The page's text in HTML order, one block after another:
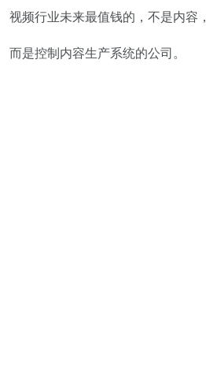
视频行业未来最值钱的，不是内容，
而是控制内容生产系统的公司。